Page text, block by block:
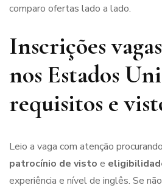
comparo ofertas lado a lado.
Inscrições
nos Estados
requisitos e
Leio a vaga com atenção
patrocínio de visto e
experiência e nível de inglês. Se